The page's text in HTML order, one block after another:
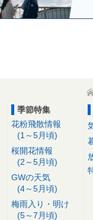
季節特集
花粉飛散情報
(1～5月頃)
桜開花情報
(2～5月頃)
GWの天気
(4～5月頃)
梅雨入り・明け
(5～7月頃)